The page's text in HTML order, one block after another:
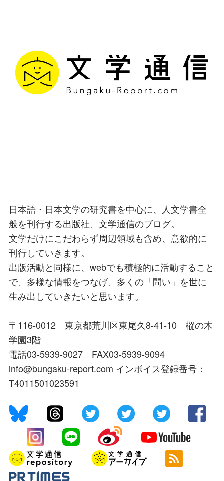
日本語・日本文学の研究書を中心に、人文学書全
般を刊行する出版社、文学通信のブログ。
文学だけにこだわらず周辺領域も含め、意欲的に
刊行していきます。
出版活動と同様に、webでも積極的に活動すること
で、多様な情報をつなげ、多くの「問い」を世に
生み出していきたいと思います。
〒116-0012 東京都荒川区東尾久8-41-10 樅の木
学園3階
電話03-5939-9027 FAX03-5939-9094
info@bungaku-report.com インボイス登録番号：
T4011501023591